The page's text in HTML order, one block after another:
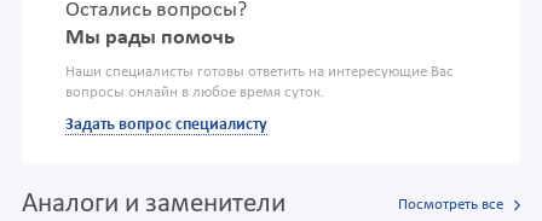
Остались вопросы?
Мы рады помочь
Наши специалисты готовы ответить на интересующие Вас
вопросы онлайн в любое время суток.
Задать вопрос специалисту
Аналоги и заменители Посмотреть все